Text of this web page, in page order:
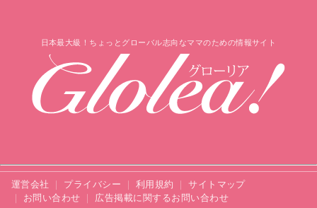
日本最大級！ちょっとグローバル志向なママのための情報サイト
運営会社 プライバシー 利用規約
サイトマップ
お問い合わせ
広告掲載に関するお問い合わせ